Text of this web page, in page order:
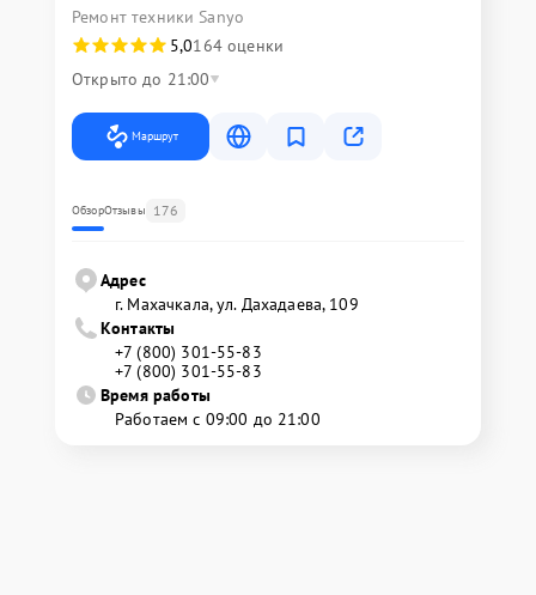
Ремонт техники Sanyo
5,0164 оценки
Открыто до 21:00
Маршрут
ОбзорОтзывы 176
Адрес
г. Махачкала, ул. Дахадаева, 109
Контакты
+7 (800) 301-55-83
+7 (800) 301-55-83
Время работы
Работаем с 09:00 до 21:00